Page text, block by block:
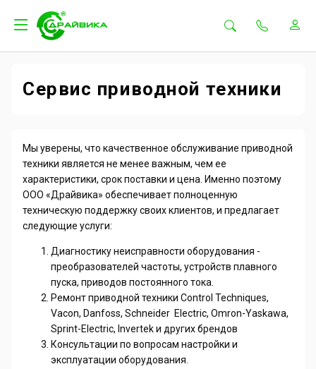
Сервис приводной техники
Мы уверены, что качественное обслуживание приводной
техники является не менее важным, чем ее
характеристики, срок поставки и цена. Именно поэтому
ООО «Драйвика» обеспечивает полноценную
техническую поддержку своих клиентов, и предлагает
следующие услуги:
Диагностику неисправности оборудования -
преобразователей частоты, устройств плавного
пуска, приводов постоянного тока.
Ремонт приводной техники Control Techniques,
Vacon, Danfoss, Schneider Electric, Omron-Yaskawa,
Sprint-Electric, Invertek и других брендов
Консультации по вопросам настройки и
эксплуатации оборудования.